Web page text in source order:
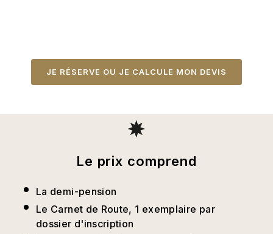
JE RÉSERVE OU JE CALCULE MON DEVIS
Le prix comprend
La demi-pension
Le Carnet de Route, 1 exemplaire par
dossier d'inscription